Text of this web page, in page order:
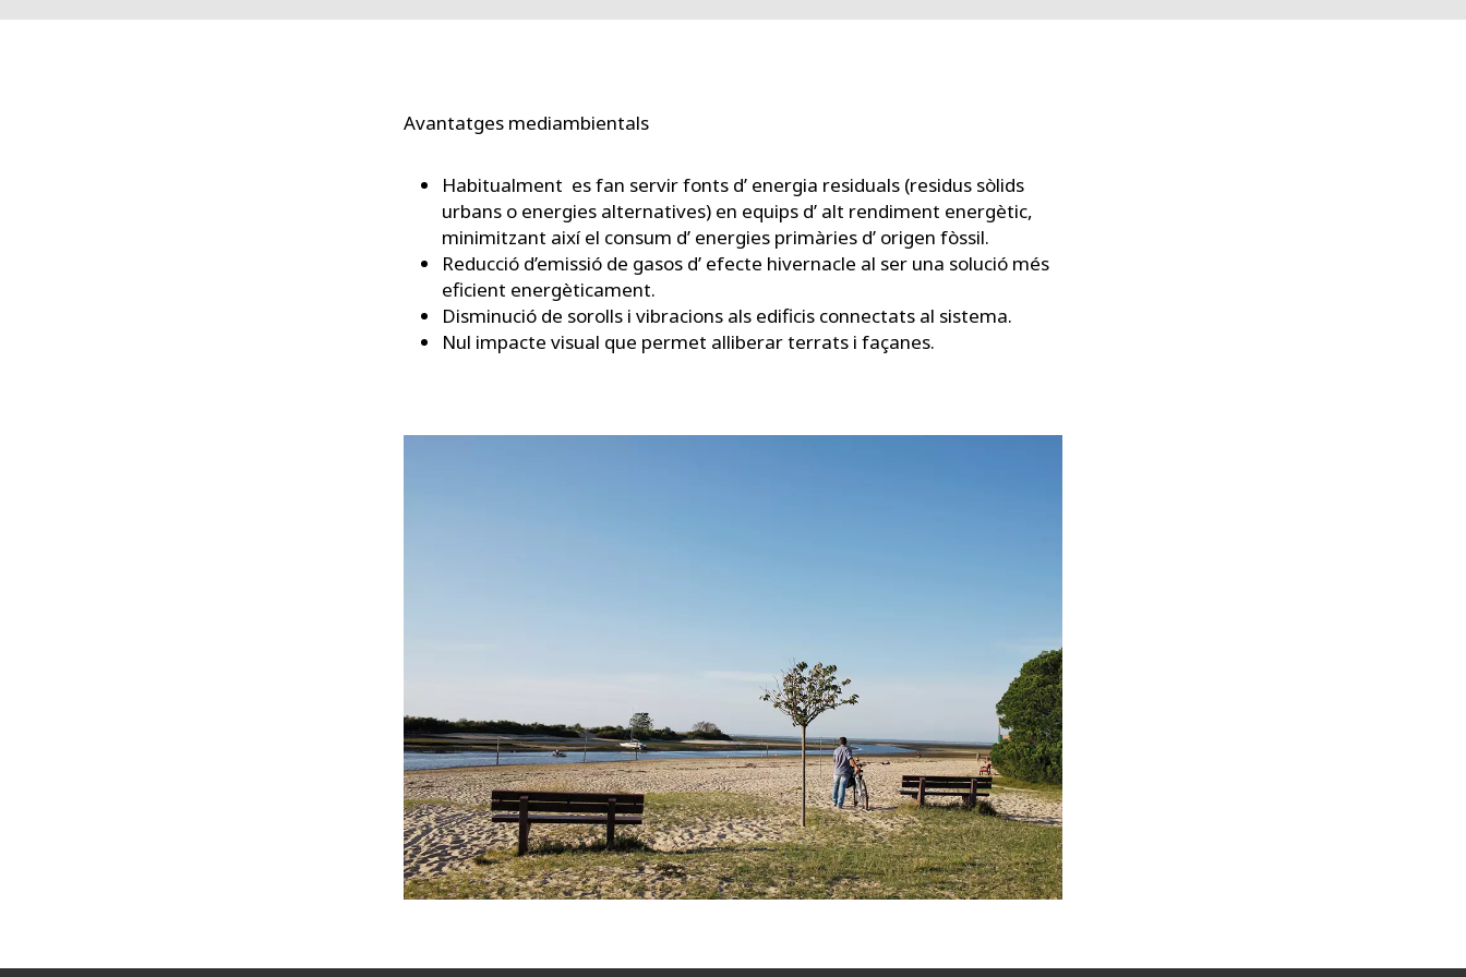
Avantatges mediambientals
Habitualment es fan servir fonts d’ energia residuals (residus sòlids
urbans o energies alternatives) en equips d’ alt rendiment energètic,
minimitzant així el consum d’ energies primàries d’ origen fòssil.
Reducció d’emissió de gasos d’ efecte hivernacle al ser una solució més
eficient energèticament.
Disminució de sorolls i vibracions als edificis connectats al sistema.
Nul impacte visual que permet alliberar terrats i façanes.